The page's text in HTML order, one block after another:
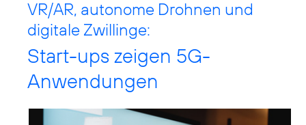
VR/AR, autonome Drohnen und
digitale Zwillinge:
Start-ups zeigen 5G-
Anwendungen